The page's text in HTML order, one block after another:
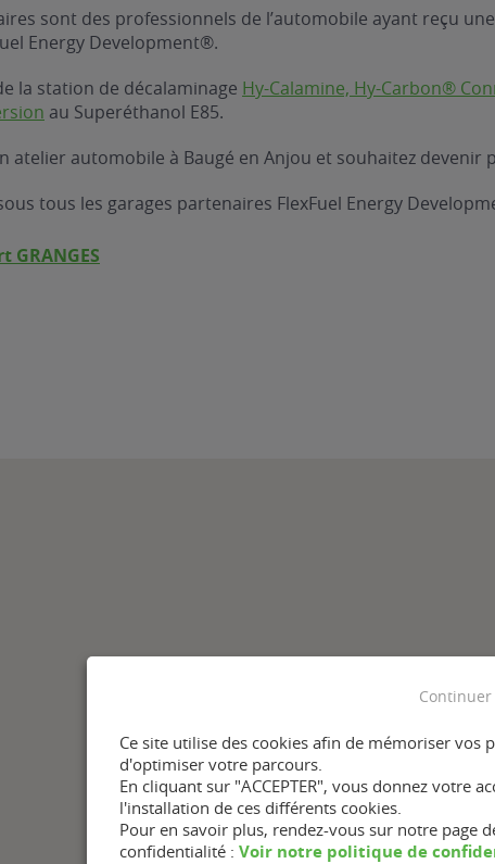
sont des professionnels de l’automobile ayant reçu
Energy Development®.
la station de décalaminage Hy-Calamine, Hy-Carbon®
au Superéthanol E85.
atelier automobile à Baugé en Anjou et souhaitez devenir
tous les garages partenaires FlexFuel Energy
GRANGES
Ce site utilise des cookies afin de mémoriser vos
d'optimiser votre parcours.
En cliquant sur "ACCEPTER", vous donnez votre
l'installation de ces différents cookies.
Pour en savoir plus, rendez-vous sur notre page
confidentialité : Voir notre politique de